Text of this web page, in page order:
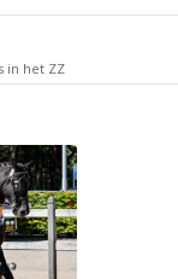
in het ZZ